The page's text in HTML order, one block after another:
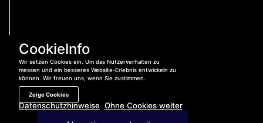
CookieInfo
Wir setzen Cookies ein. Um das Nutzerverhalten zu
messen und ein besseres Website-Erlebnis entwickeln zu
können. Wir freuen uns, wenn Sie zustimmen.
Zeige Cookies
Datenschutzhinweise Ohne Cookies weiter
Jetzt anrufen: